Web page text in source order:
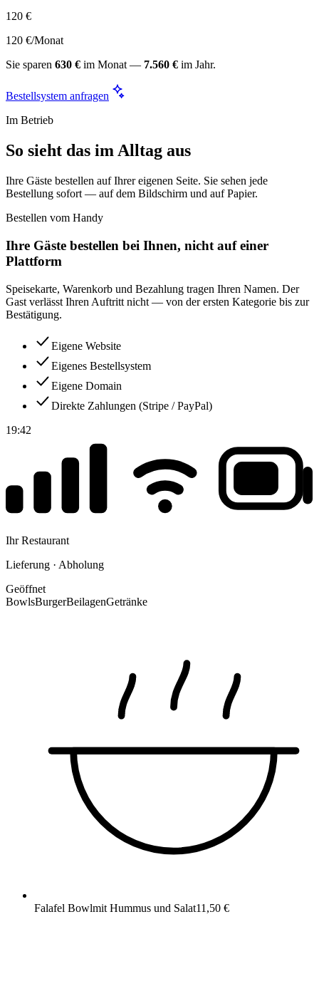
120 €
120 €/Monat
Sie sparen 630 € im Monat — 7.560 € im Jahr.
Bestellsystem anfragen
Im Betrieb
So sieht das im Alltag aus
Ihre Gäste bestellen auf Ihrer eigenen Seite. Sie sehen jede
Bestellung sofort — auf dem Bildschirm und auf Papier.
Bestellen vom Handy
Ihre Gäste bestellen bei Ihnen, nicht auf einer
Plattform
Speisekarte, Warenkorb und Bezahlung tragen Ihren Namen. Der
Gast verlässt Ihren Auftritt nicht — von der ersten Kategorie bis zur
Bestätigung.
Eigene Website
Eigenes Bestellsystem
Eigene Domain
Direkte Zahlungen (Stripe / PayPal)
19:42
Ihr Restaurant
Lieferung · Abholung
Geöffnet
BowlsBurgerBeilagenGetränke
Falafel Bowlmit Hummus und Salat11,50 €